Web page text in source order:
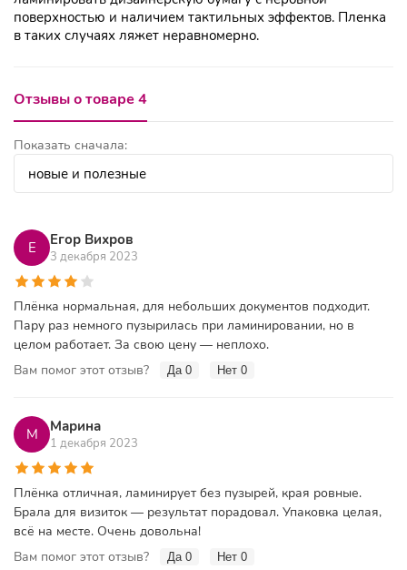
поверхностью и наличием тактильных эффектов. Пленка
в таких случаях ляжет неравномерно.
Отзывы о товаре 4
Показать сначала:
Е Егор Вихров
3 декабря 2023
Плёнка нормальная, для небольших документов подходит.
Пару раз немного пузырилась при ламинировании, но в
целом работает. За свою цену — неплохо.
Вам помог этот отзыв?
Да 0 Нет 0
М Марина
1 декабря 2023
Плёнка отличная, ламинирует без пузырей, края ровные.
Брала для визиток — результат порадовал. Упаковка целая,
всё на месте. Очень довольна!
Вам помог этот отзыв?
Да 0 Нет 0